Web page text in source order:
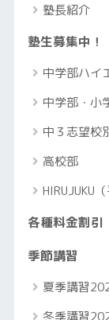
塾長紹介
塾生募集中！
中学部ハイ
中学部・小
中３志望校
高校部
HIRUJUKU
各種料金割引
季節講習
夏季講習
冬季講習